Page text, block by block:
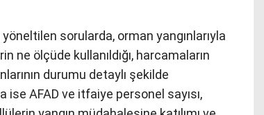
yöneltilen sorularda, orman yangınlarıyla
ne ölçüde kullanıldığı, harcamaların
durumu detaylı şekilde
ise AFAD ve itfaiye personel sayısı,